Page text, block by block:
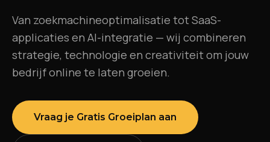
Van zoekmachineoptimalisatie tot SaaS-
applicaties en AI-integratie — wij combineren
strategie, technologie en creativiteit om jouw
bedrijf online te laten groeien.
Vraag je Gratis Groeiplan aan